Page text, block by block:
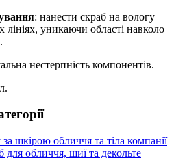
: нанести скраб на вологу
уникаючи області навколо
нестерпність компонентів.